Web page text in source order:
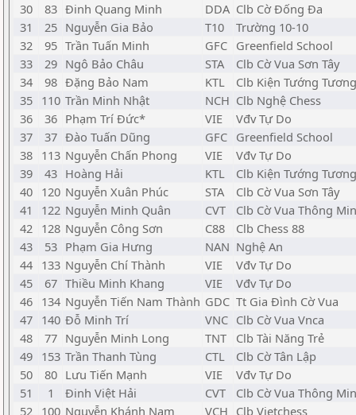
30
83 Đinh Quang Minh DDA Clb Cờ Đống Đa
31
25 Nguyễn Gia Bảo T10
Trường 10-10
32
95 Trần Tuấn Minh GFC Greenfield School
33
29 Ngô Bảo Châu STA
Clb Cờ Vua Sơn Tây
34
98 Đặng Bảo Nam KTL
Clb Kiện Tướng
35 110 Trần Minh Nhật NCH Clb Nghệ Chess
36
36 Phạm Trí Đức* VIE
Vđv Tự Do
37
37 Đào Tuấn Dũng GFC Greenfield School
38 113 Nguyễn Chấn Phong VIE
Vđv Tự Do
39
43 Hoàng Hải KTL
Clb Kiện Tướng
40 120 Nguyễn Xuân Phúc STA
Clb Cờ Vua Sơn Tây
41
122 Nguyễn Minh Quân CVT
Clb Cờ Vua Thông
42 128 Nguyễn Công Sơn C88
Clb Chess 88
43
53 Phạm Gia Hưng NAN Nghệ An
44 133 Nguyễn Chí Thành VIE
Vđv Tự Do
45
67 Thiều Minh Khang VIE
Vđv Tự Do
46 134 Nguyễn Tiến Nam Thành GDC Tt Gia Đình Cờ Vua
47 140 Đỗ Minh Trí VNC Clb Cờ Vua Vnca
48
77 Nguyễn Minh Long TNT
Clb Tài Năng Trẻ
49 153 Trần Thanh Tùng CTL
Clb Cờ Tân Lập
50
80 Lưu Tiến Mạnh VIE
Vđv Tự Do
51
1 Đinh Việt Hải CVT
Clb Cờ Vua Thông
52
100 Nguyễn Khánh Nam VCH Clb Vietchess